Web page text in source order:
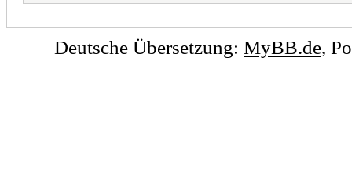
Deutsche Übersetzung: MyBB.de,